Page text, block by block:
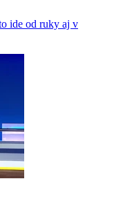
ide od ruky aj v